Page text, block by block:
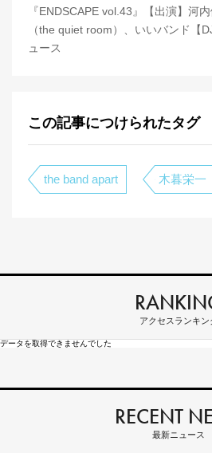
『ENDSCAPE vol.43』【出演】河
（the quiet room）、いいバンド【
ュース
この記事につけられたタグ
the band apart 木暮栄一
アクセスランキン
データを取得できませんでした
RECENT
最新ニュース